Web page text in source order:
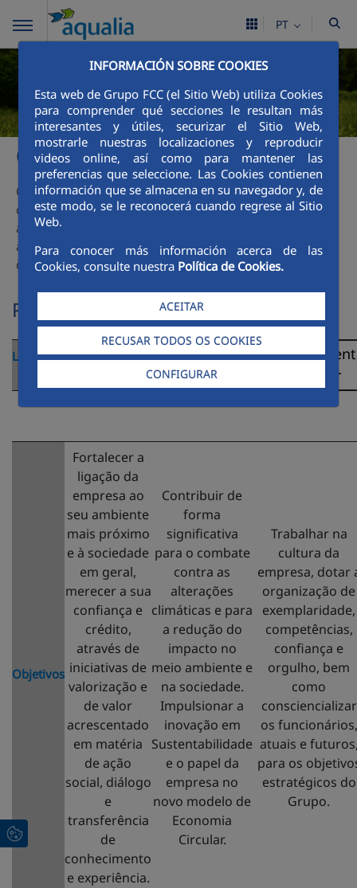
INFORMACIÓN SOBRE COOKIES
Esta web de Grupo FCC (el Sitio Web) utiliza Cookies
para comprender qué secciones le resultan más
interesantes y útiles, securizar el Sitio Web,
mostrarle nuestras localizaciones y reproducir
videos online, así como para mantener las
preferencias que seleccione. Las Cookies contienen
información que se almacena en su navegador y, de
este modo, se le reconocerá cuando regrese al Sitio
Web.
Para conocer más información acerca de las
Cookies, consulte nuestra Política de Cookies.
ACEITAR
RECUSAR TODOS OS COOKIES
CONFIGURAR
PT
O compromisso real da Aqualia
O compromisso da Aqualia com a responsabilidade social
corporativa expressa-se nas três linhas estratégicas que
abrangem, de modo integral, todos os aspetos da
atividade da empresa e da sua relação com os seus grupos
de interesse:
Plano Diretor de RSC
Linhas de Ligação aos
Serviços
Inteligentes
exemplar
Objetivos
Fortalecer a
ligação da
empresa ao
seu ambiente
mais próximo
e à sociedade
em geral,
merecer a sua
confiança e
crédito,
através de
iniciativas de
valorização e
de valor
acrescentado
em matéria
de ação
social, diálogo
e
transferência
de
conhecimento
e experiência.
Contribuir de
forma
significativa
para o combate
contra as
alterações
climáticas e para
a redução do
impacto no
meio ambiente e
na sociedade.
Impulsionar a
inovação em
Sustentabilidade
e o papel da
empresa no
novo modelo de
Economia
Circular.
Trabalhar na
cultura da
empresa, dotar
organização de
exemplaridade,
competências,
confiança e
orgulho, bem
como
consciencializar
os funcionários,
atuais e
para os
estratégicos do
Grupo.